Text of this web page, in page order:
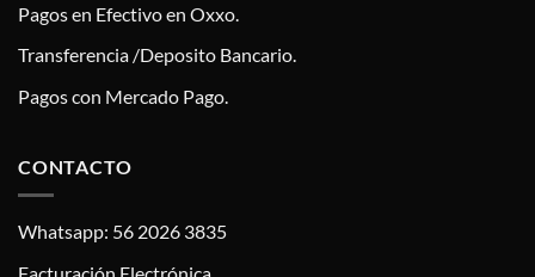
Pagos en Efectivo en Oxxo.
Transferencia /Deposito Bancario.
Pagos con Mercado Pago.
CONTACTO
Whatsapp: 56 2026 3835
Facturación Electrónica